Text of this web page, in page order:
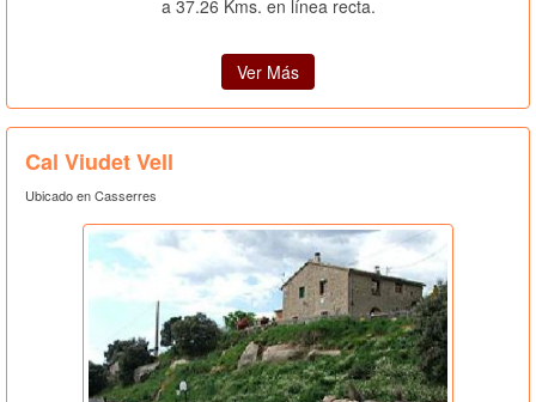
a 37.26 Kms. en línea recta.
Ver Más
Cal Viudet Vell
Ubicado en Casserres